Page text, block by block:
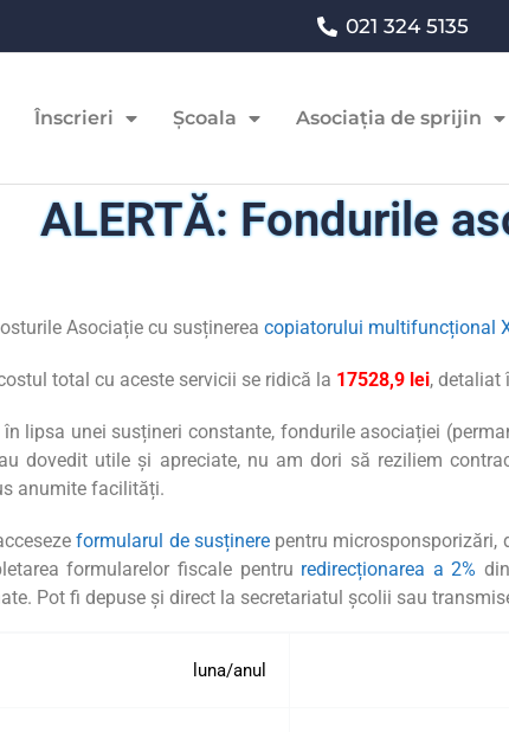
021 324 5135
Înscrieri Școala Asociația de sprijin
ALERTĂ: Fondurile
Asociație cu susținerea copiatorului multifuncțional
total cu aceste servicii se ridică la 17528,9 lei, detaliat
lipsa unei susțineri constante, fondurile asociației
dovedit utile și apreciate, nu am dori să reziliem
anumite facilități.
formularul de susținerepentru microsponsporizări,
formularelor fiscale pentru redirecționarea a 2%
Pot fi depuse și direct la secretariatul școlii sau
luna/anul